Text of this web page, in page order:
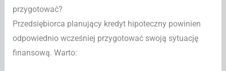
przygotować?
Przedsiębiorca planujący kredyt hipoteczny powinien
odpowiednio wcześniej przygotować swoją sytuację
finansową. Warto: